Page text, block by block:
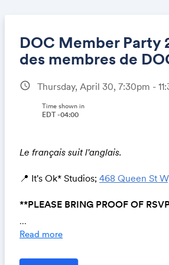
DOC Member Party
des membres de
schedule Thursday, April 30, 7:30pm -
Time shown in
EDT -04:00
Le français suit l'anglais.
📍 It's Ok* Studios; 468 Queen St
**PLEASE BRING PROOF OF
Member Party to celebrate all of
...
Read more
Share